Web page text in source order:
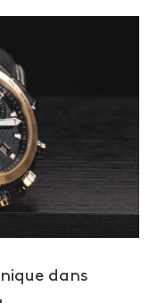
dans